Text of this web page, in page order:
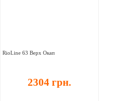
RioLine 63 Верх Окап
2304 грн.